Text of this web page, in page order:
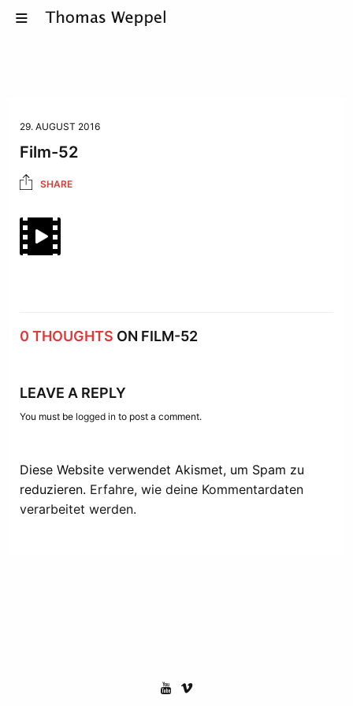
29. AUGUST 2016
Film-52
SHARE
0 THOUGHTS ON FILM-52
LEAVE A REPLY
You must be logged in to post a comment.
Diese Website verwendet Akismet, um Spam zu
reduzieren. Erfahre, wie deine Kommentardaten
verarbeitet werden.